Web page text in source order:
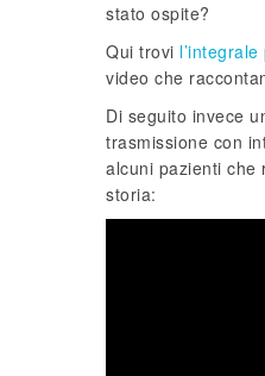
stato ospite?
Qui trovi
video che
Di seguito invece
trasmissione con
alcuni pazienti che
storia: